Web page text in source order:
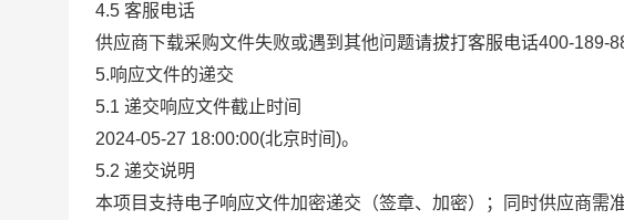
4.5 客服电话
供应商下载采购文件失败或遇到其他问题请拔打客服电话400-189-
5.响应文件的递交
5.1 递交响应文件截止时间
2024-05-27 18:00:00(北京时间)。
5.2 递交说明
本项目支持电子响应文件加密递交（签章、加密）； 同时供应商需